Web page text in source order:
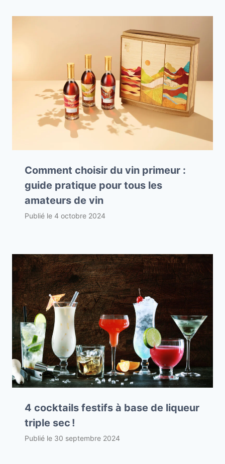
Comment choisir du vin primeur :
guide pratique pour tous les
amateurs de vin
Publié le 4 octobre 2024
4 cocktails festifs à base de liqueur
triple sec !
Publié le 30 septembre 2024